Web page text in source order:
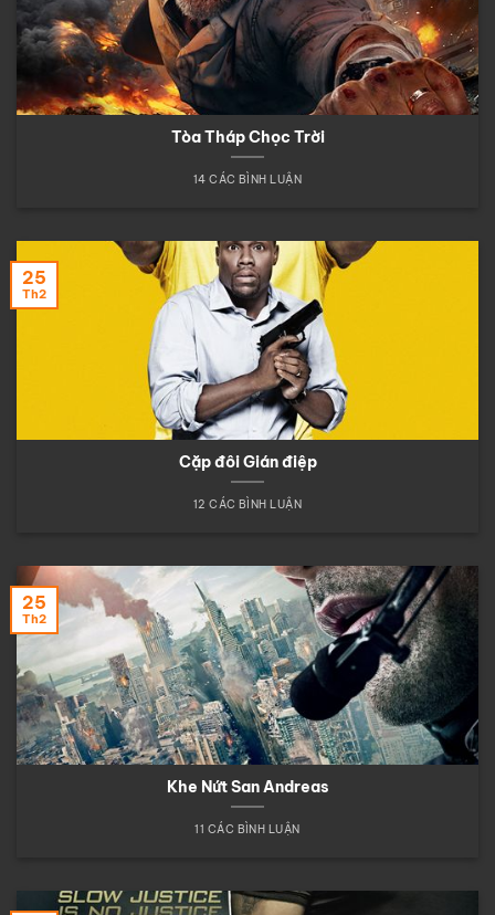
Tòa Tháp Chọc Trời
14 CÁC BÌNH LUẬN
Cặp đôi Gián điệp
12 CÁC BÌNH LUẬN
25
Th2
Khe Nứt San Andreas
11 CÁC BÌNH LUẬN
25
Th2